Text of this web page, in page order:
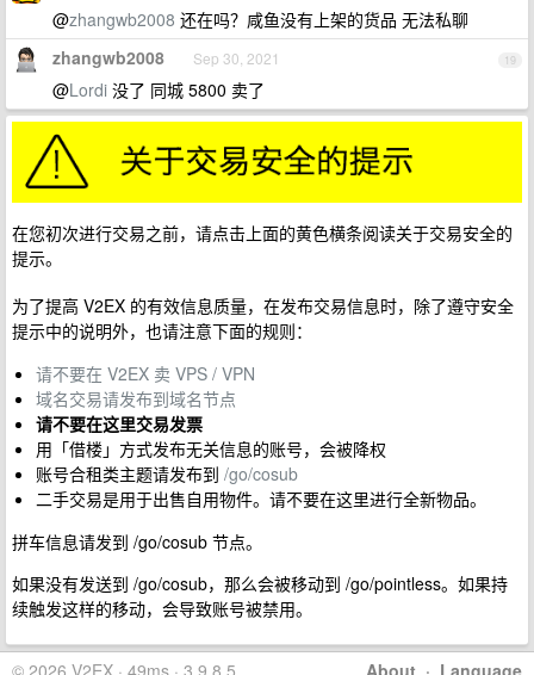
@zhangwb2008 还在吗？咸鱼没有上架的货品 无法私聊
19
zhangwb2008 Sep 30, 2021
@Lordi 没了 同城 5800 卖了
在您初次进行交易之前，请点击上面的黄色横条阅读关于交易安全的
提示。
为了提高 V2EX 的有效信息质量，在发布交易信息时，除了遵守安全
提示中的说明外，也请注意下面的规则：
请不要在 V2EX 卖 VPS / VPN
域名交易请发布到域名节点
请不要在这里交易发票
用「借楼」方式发布无关信息的账号，会被降权
账号合租类主题请发布到 /go/cosub
二手交易是用于出售自用物件。请不要在这里进行全新物品。
拼车信息请发到 /go/cosub 节点。
如果没有发送到 /go/cosub，那么会被移动到 /go/pointless。如果持
续触发这样的移动，会导致账号被禁用。